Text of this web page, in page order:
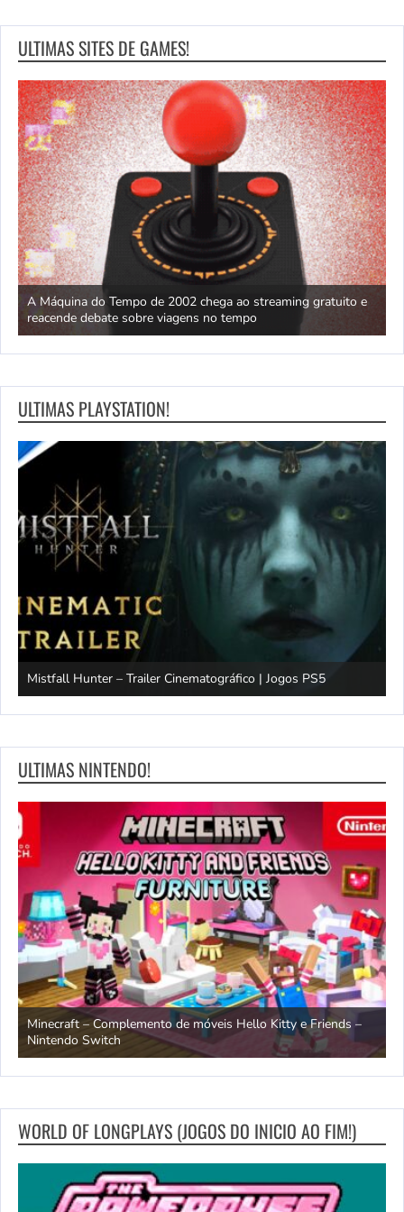
ULTIMAS SITES DE GAMES!
A Máquina do Tempo de 2002 chega ao streaming gratuito e
reacende debate sobre viagens no tempo
ULTIMAS PLAYSTATION!
Mistfall Hunter – Trailer Cinematográfico | Jogos PS5
ULTIMAS NINTENDO!
Minecraft – Complemento de móveis Hello Kitty e Friends –
Nintendo Switch
WORLD OF LONGPLAYS (JOGOS DO INICIO AO FIM!)